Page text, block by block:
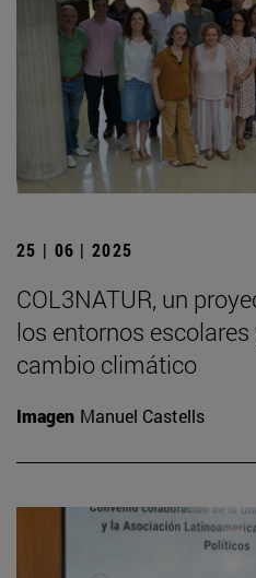
25 | 06 | 2025
COL3NATUR, un
los entornos
cambio climático
Imagen Manuel Castells